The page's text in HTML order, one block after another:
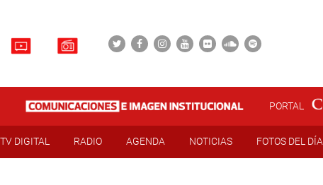
PORTAL
TV DIGITAL RADIO AGENDA NOTICIAS FOTOS DEL DÍA